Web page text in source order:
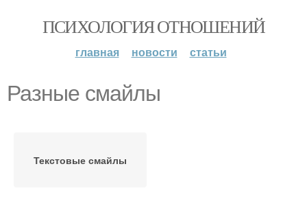
ПСИХОЛОГИЯ ОТНОШЕНИЙ
главная новости статьи
Разные смайлы
Текстовые смайлы